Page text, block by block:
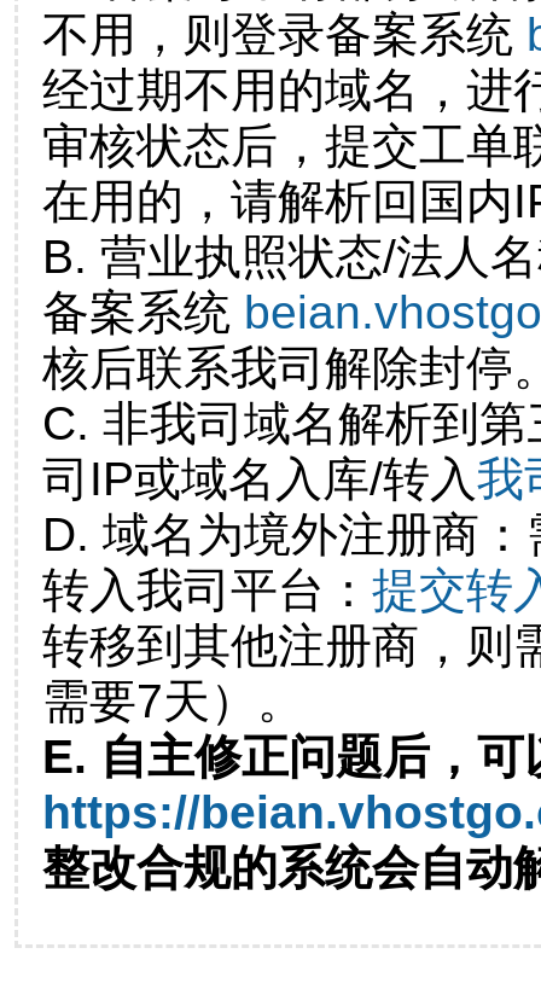
不用，则登录备案系统
经过期不用的域名，进
审核状态后，提交工单
在用的，请解析回国内
B. 营业执照状态/法人
备案系统
核后联系我司解除封停
C. 非我司域名解析到
司IP或域名入库/转入我
D. 域名为境外注册商
转入我司平台： 提交转
转移到其他注册商，则
需要7天）。
E. 自主修正问题后，可
https://
整改合规的系统会自动